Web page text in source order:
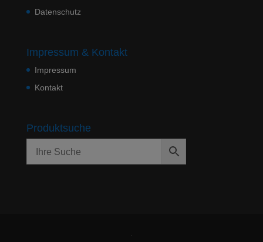
Datenschutz
Impressum & Kontakt
Impressum
Kontakt
Produktsuche
.